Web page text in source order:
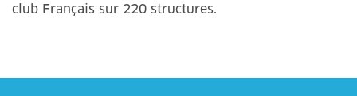
club Français sur 220 structures.